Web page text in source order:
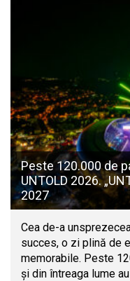
Peste 120.000 de
UNTOLD 2026.
2027
Cea de-a
succes, o zi plină de
memorabile. Peste
și din întreaga lume